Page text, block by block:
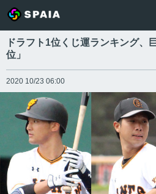
ドラフト1位くじ運ランキング、
位」
2020 10/23 06:00